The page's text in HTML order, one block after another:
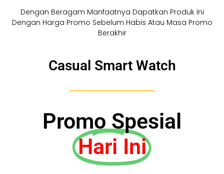
Dengan Beragam Manfaatnya Dapatkan Produk Ini
Dengan Harga Promo Sebelum Habis Atau Masa Promo
Berakhir
Casual Smart Watch
Promo Spesial
Hari Ini